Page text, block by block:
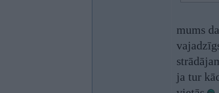
mums
ja tur